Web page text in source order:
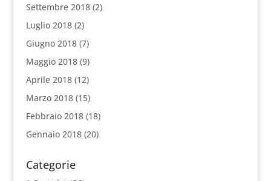
Settembre 2018(2)
Luglio 2018(2)
Giugno 2018(7)
Maggio 2018(9)
Aprile 2018(12)
Marzo 2018(15)
Febbraio 2018(18)
Gennaio 2018(20)
Categorie